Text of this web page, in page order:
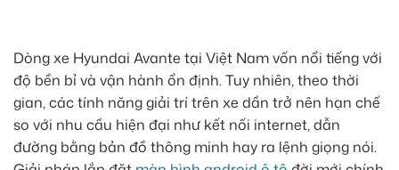
Dòng xe Hyundai Avante tại Việt Nam vốn nổi tiếng với
độ bền bỉ và vận hành ổn định. Tuy nhiên, theo thời
gian, các tính năng giải trí trên xe dần trở nên hạn chế
so với nhu cầu hiện đại như kết nối internet, dẫn
đường bằng bản đồ thông minh hay ra lệnh giọng nói.